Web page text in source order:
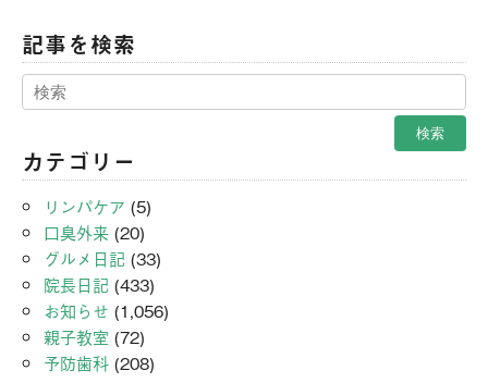
記事を検索
カテゴリー
リンパケア (5)
口臭外来 (20)
グルメ日記 (33)
院長日記 (433)
お知らせ (1,056)
親子教室 (72)
予防歯科 (208)